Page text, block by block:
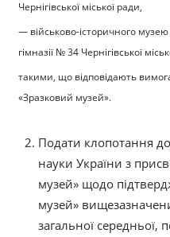
Чернігівської міської ради,
— військово-історичного музею
гімназії № 34 Чернігівської
такими, що відповідають
«Зразковий музей».
Подати клопотання до
науки України з
музей» щодо
музей»
загальної середньої,